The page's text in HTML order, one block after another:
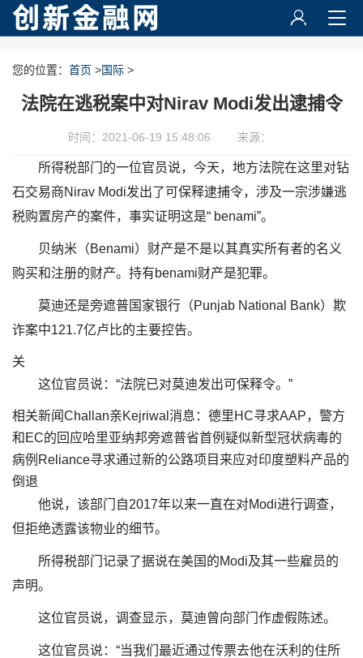
您的位置： 首页 >国际 >
法院在逃税案中对Nirav Modi发出逮捕令
时间：2021-06-19 15:48:06 来源：
所得税部门的一位官员说，今天，地方法院在这里对钻
石交易商Nirav Modi发出了可保释逮捕令，涉及一宗涉嫌逃
税购置房产的案件，事实证明这是“ benami”。
贝纳米（Benami）财产是不是以其真实所有者的名义
购买和注册的财产。持有benami财产是犯罪。
莫迪还是旁遮普国家银行（Punjab National Bank）欺
诈案中121.7亿卢比的主要控告。
关
这位官员说：“法院已对莫迪发出可保释令。”
相关新闻Challan亲Kejriwal消息：德里HC寻求AAP，警方
和EC的回应哈里亚纳邦旁遮普省首例疑似新型冠状病毒的
病例Reliance寻求通过新的公路项目来应对印度塑料产品的
倒退
他说，该部门自2017年以来一直在对Modi进行调查，
但拒绝透露该物业的细节。
所得税部门记录了据说在美国的Modi及其一些雇员的
声明。
这位官员说，调查显示，莫迪曾向部门作虚假陈述。
这位官员说：“当我们最近通过传票去他在沃利的住所